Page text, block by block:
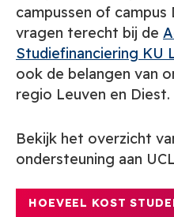
campussen of campus
vragen terecht bij de
Studiefinanciering KU
ook de belangen van
regio Leuven en Diest.
Bekijk het overzicht
ondersteuning aan
HOEVEEL KOST